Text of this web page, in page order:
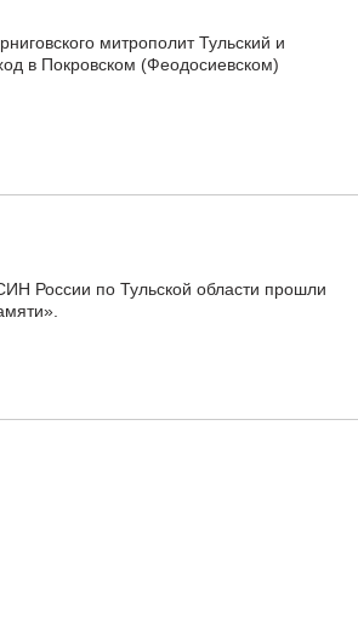
митрополит Тульский и
в Покровском (Феодосиевском)
России по Тульской области прошли